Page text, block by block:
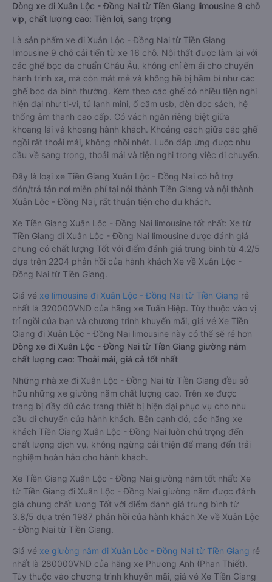
Dòng xe đi Xuân Lộc - Đồng Nai từ Tiền Giang limousine 9 chỗ
vip, chất lượng cao: Tiện lợi, sang trọng
Là sản phẩm xe đi Xuân Lộc - Đồng Nai từ Tiền Giang
limousine 9 chỗ cải tiến từ xe 16 chỗ. Nội thất được làm lại với
các ghế bọc da chuẩn Châu Âu, không chỉ êm ái cho chuyến
hành trình xa, mà còn mát mẻ và không hề bị hầm bí như các
ghế bọc da bình thường. Kèm theo các ghế có nhiều tiện nghi
hiện đại như ti-vi, tủ lạnh mini, ổ cắm usb, đèn đọc sách, hệ
thống âm thanh cao cấp. Có vách ngăn riêng biệt giữa
khoang lái và khoang hành khách. Khoảng cách giữa các ghế
ngồi rất thoải mái, không nhồi nhét. Luôn đáp ứng được nhu
cầu về sang trọng, thoải mái và tiện nghi trong việc di chuyển.
Đây là loại xe Tiền Giang Xuân Lộc - Đồng Nai có hỗ trợ
đón/trả tận nơi miễn phí tại nội thành Tiền Giang và nội thành
Xuân Lộc - Đồng Nai, rất thuận tiện cho du khách.
Xe Tiền Giang Xuân Lộc - Đồng Nai limousine tốt nhất: Xe từ
Tiền Giang đi Xuân Lộc - Đồng Nai limousine được đánh giá
chung có chất lượng Tốt với điểm đánh giá trung bình từ 4.2/5
dựa trên 2204 phản hồi của hành khách Xe về Xuân Lộc -
Đồng Nai từ Tiền Giang.
Giá vé xe limousine đi Xuân Lộc - Đồng Nai từ Tiền Giang rẻ
nhất là 320000VND của hãng xe Tuấn Hiệp. Tùy thuộc vào vị
trí ngồi của bạn và chương trình khuyến mãi, giá vé Xe Tiền
Giang đi Xuân Lộc - Đồng Nai limousine này có thể sẽ rẻ hơn
Dòng xe đi Xuân Lộc - Đồng Nai từ Tiền Giang giường nằm
chất lượng cao: Thoải mái, giá cả tốt nhất
Những nhà xe đi Xuân Lộc - Đồng Nai từ Tiền Giang đều sở
hữu những xe giường nằm chất lượng cao. Trên xe được
trang bị đầy đủ các trang thiết bị hiện đại phục vụ cho nhu
cầu di chuyển của hành khách. Bên cạnh đó, các hãng xe
khách Tiền Giang Xuân Lộc - Đồng Nai luôn chú trọng đến
chất lượng dịch vụ, không ngừng cải thiện để mang đến trải
nghiệm hoàn hảo cho hành khách.
Xe Tiền Giang Xuân Lộc - Đồng Nai giường nằm tốt nhất: Xe
từ Tiền Giang đi Xuân Lộc - Đồng Nai giường nằm được đánh
giá chung chất lượng Tốt với điểm đánh giá trung bình từ
3.8/5 dựa trên 1987 phản hồi của hành khách Xe về Xuân Lộc
- Đồng Nai từ Tiền Giang.
Giá vé xe giường nằm đi Xuân Lộc - Đồng Nai từ Tiền Giang rẻ
nhất là 280000VND của hãng xe Phương Anh (Phan Thiết).
Tùy thuộc vào chương trình khuyến mãi, giá vé Xe Tiền Giang